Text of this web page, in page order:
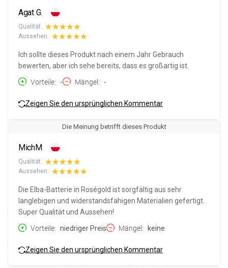
Agat G.
Qualität:
Aussehen:
Ich sollte dieses Produkt nach einem Jahr Gebrauch
bewerten, aber ich sehe bereits, dass es großartig ist.
Vorteile
- Mängel -
Zeigen Sie den ursprünglichen Kommentar
Die Meinung betrifft dieses Produkt
MichM
Qualität:
Aussehen:
Die Elba-Batterie in Roségold ist sorgfältig aus sehr
langlebigen und widerstandsfähigen Materialien gefertigt.
Super Qualität und Aussehen!
Vorteile
niedriger Preis Mängel keine
Zeigen Sie den ursprünglichen Kommentar